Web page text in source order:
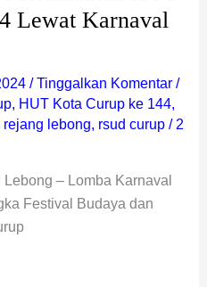
Lewat Karnaval
/Tinggalkan Komentar /
, HUT Kota Curup ke 144,
rejang lebong, rsud curup/ 2
– Lomba Karnaval
Festival Budaya dan